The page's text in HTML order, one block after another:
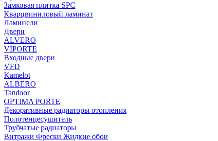
Замковая плитка SPC
Кварцвиниловый ламинат
Ламинели
Двери
ALVERO
VIPORTE
Входные двери
VFD
Kamelot
ALBERO
Tandoor
OPTIMA PORTE
Декоративные радиаторы отопления
Полотенцесушитель
Трубчатые радиаторы
Витражи Фрески Жидкие обои